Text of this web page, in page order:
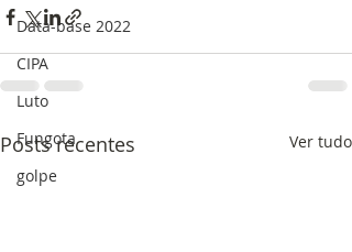
Data-base 2022
CIPA
Luto
Fungota
golpe
Posts recentes Ver tudo